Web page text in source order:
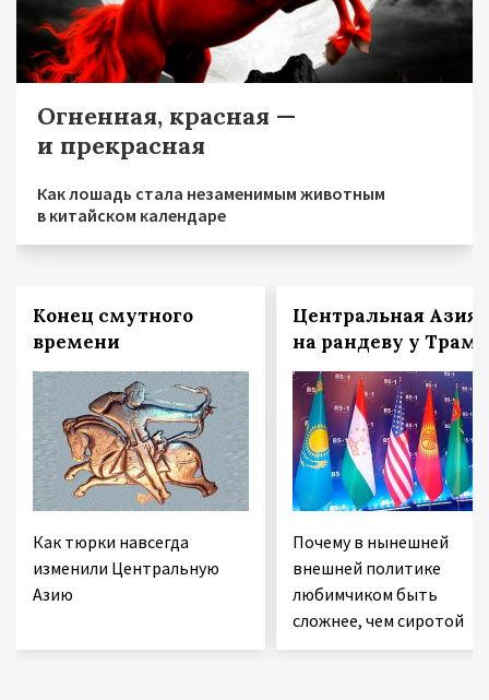
Огненная, красная —
и прекрасная
Как лошадь стала незаменимым животным
в китайском календаре
Конец смутного
времени
Как тюрки навсегда
изменили Центральную
Азию
Центральная Азия
на рандеву у
Почему в нынешней
внешней политике
любимчиком быть
сложнее, чем сиротой